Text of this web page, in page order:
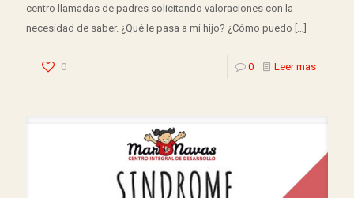
centro llamadas de padres solicitando valoraciones con la
necesidad de saber. ¿Qué le pasa a mi hijo? ¿Cómo puedo […]
0 0 Leer mas